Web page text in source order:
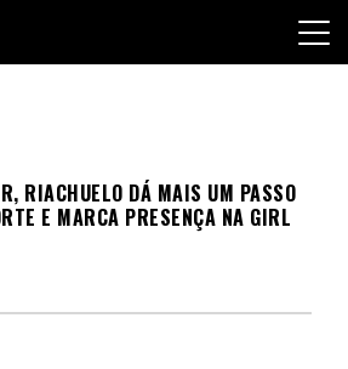
RIACHUELO DÁ MAIS UM PASSO
E MARCA PRESENÇA NA GIRL